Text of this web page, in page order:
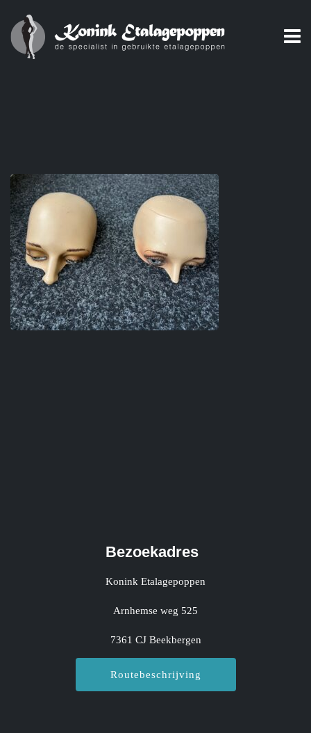
Bezoekadres
Konink Etalagepoppen
Arnhemse weg 525
7361 CJ Beekbergen
Routebeschrijving